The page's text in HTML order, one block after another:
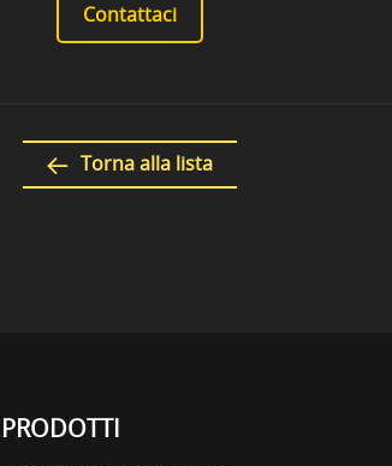
Contattaci
Torna alla lista
PRODOTTI